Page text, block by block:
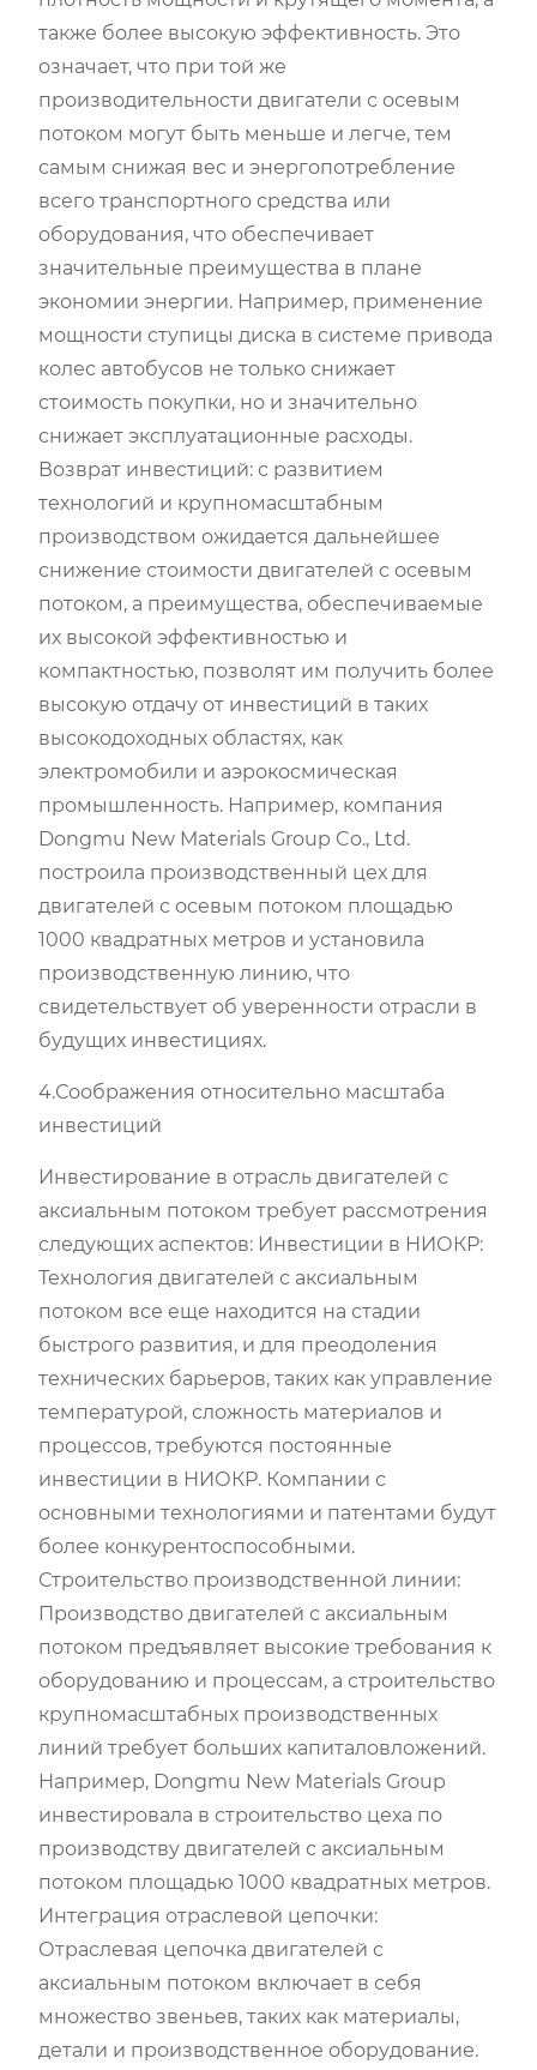
также более высокую эффективность. Это
означает, что при той же
производительности двигатели с осевым
потоком могут быть меньше и легче, тем
самым снижая вес и энергопотребление
всего транспортного средства или
оборудования, что обеспечивает
значительные преимущества в плане
экономии энергии. Например, применение
мощности ступицы диска в системе привода
колес автобусов не только снижает
стоимость покупки, но и значительно
снижает эксплуатационные расходы.
Возврат инвестиций: с развитием
технологий и крупномасштабным
производством ожидается дальнейшее
снижение стоимости двигателей с осевым
потоком, а преимущества, обеспечиваемые
их высокой эффективностью и
компактностью, позволят им получить более
высокую отдачу от инвестиций в таких
высокодоходных областях, как
электромобили и аэрокосмическая
промышленность. Например, компания
Dongmu New Materials Group Co., Ltd.
построила производственный цех для
двигателей с осевым потоком площадью
1000 квадратных метров и установила
производственную линию, что
свидетельствует об уверенности отрасли в
будущих инвестициях.
4.Соображения относительно масштаба
инвестиций
Инвестирование в отрасль двигателей с
аксиальным потоком требует рассмотрения
следующих аспектов: Инвестиции в НИОКР:
Технология двигателей с аксиальным
потоком все еще находится на стадии
быстрого развития, и для преодоления
технических барьеров, таких как управление
температурой, сложность материалов и
процессов, требуются постоянные
инвестиции в НИОКР. Компании с
основными технологиями и патентами будут
более конкурентоспособными.
Строительство производственной линии:
Производство двигателей с аксиальным
потоком предъявляет высокие требования к
оборудованию и процессам, а строительство
крупномасштабных производственных
линий требует больших капиталовложений.
Например, Dongmu New Materials Group
инвестировала в строительство цеха по
производству двигателей с аксиальным
потоком площадью 1000 квадратных метров.
Интеграция отраслевой цепочки:
Отраслевая цепочка двигателей с
аксиальным потоком включает в себя
множество звеньев, таких как материалы,
детали и производственное оборудование.